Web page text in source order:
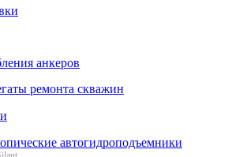
анкеров
ремонта скважин
автогидроподъемники